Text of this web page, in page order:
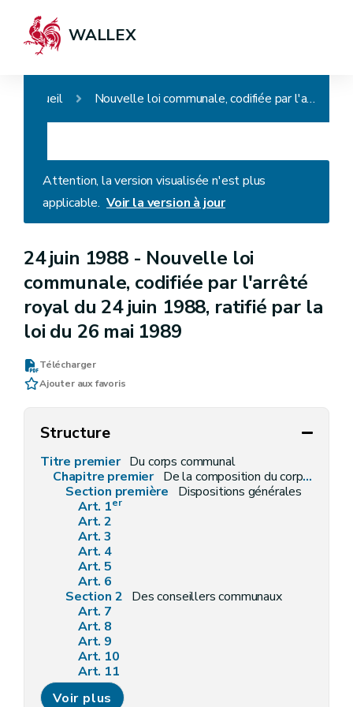
WALLEX
Accueil Nouvelle loi communale, codifiée par l'arrêté royal du 24 juin 1988, ratifié par la loi du 26 mai 1989
Attention, la version visualisée n'est plus
applicable. Voir la version à jour
24 juin 1988 - Nouvelle loi
communale, codifiée par l'arrêté
royal du 24 juin 1988, ratifié par la
loi du 26 mai 1989
Télécharger
Ajouter aux favoris
Structure
Titre premier Du corps communal
Chapitre premier De la composition du corps communal
Section première
Dispositions générales
Art. 1er
Art. 2
Art. 3
Art. 4
Art. 5
Art. 6
Section 2 Des conseillers communaux
Art. 7
Art. 8
Art. 9
Art. 10
Art. 11
Art. 12
Art. 12bis
Voir plus